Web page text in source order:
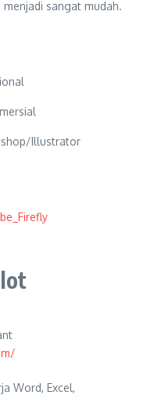
sangat mudah.
Illustrator
Word, Excel,